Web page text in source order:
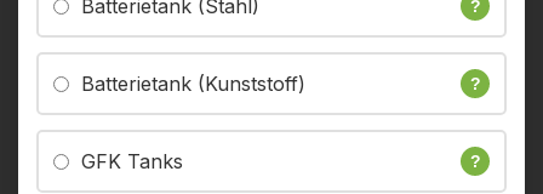
Batterietank (Stahl) ?
Batterietank (Kunststoff) ?
GFK Tanks ?